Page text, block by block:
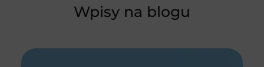
Wpisy na blogu